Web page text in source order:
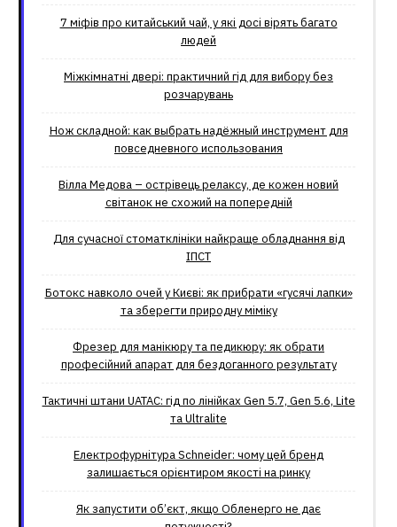
7 міфів про китайський чай, у які досі вірять багато
людей
Міжкімнатні двері: практичний гід для вибору без
розчарувань
Нож складной: как выбрать надёжный инструмент для
повседневного использования
Вілла Медова – острівець релаксу, де кожен новий
світанок не схожий на попередній
Для сучасної стоматклініки найкраще обладнання від
ІПСТ
Ботокс навколо очей у Києві: як прибрати «гусячі лапки»
та зберегти природну міміку
Фрезер для манікюру та педикюру: як обрати
професійний апарат для бездоганного результату
Тактичні штани UATAC: гід по лінійках Gen 5.7, Gen 5.6, Lite
та Ultralite
Електрофурнітура Schneider: чому цей бренд
залишається орієнтиром якості на ринку
Як запустити об’єкт, якщо Обленерго не дає